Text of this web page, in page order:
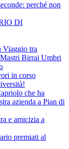
perché non
DI
Viaggio tra
Birrai Umbri
in corso
che ha
azienda a Pian di
e amicizia a
premiati al